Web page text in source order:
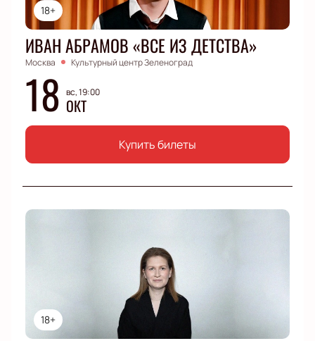
18+
ИВАН АБРАМОВ «ВСЕ ИЗ ДЕТСТВА»
Москва Культурный центр Зеленоград
18 вс, 19:00
ОКТ
Купить билеты
18+